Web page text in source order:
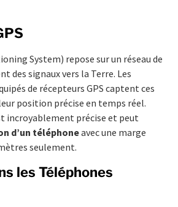
System) repose sur un réseau de
des signaux vers la Terre. Les
de récepteurs GPS captent ces
position précise en temps réel.
incroyablement précise et peut
d’un téléphoneavec une marge
seulement.
les Téléphones